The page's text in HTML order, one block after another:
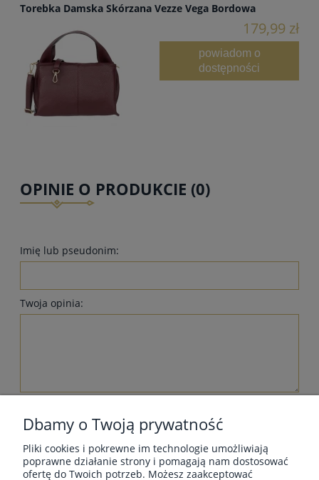
Torebka Damska Skórzana Vezze Vega Bordowa
179,99 zł
powiadom o
dostępności
OPINIE O PRODUKCIE (0)
Imię lub pseudonim:
Twoja opinia:
Dbamy o Twoją prywatność
Pliki cookies i pokrewne im technologie umożliwiają
poprawne działanie strony i pomagają nam dostosować
ofertę do Twoich potrzeb. Możesz zaakceptować